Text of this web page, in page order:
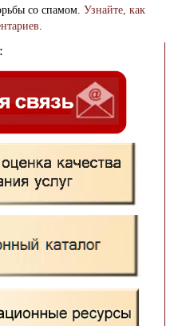
со спамом. Узнайте, как
.